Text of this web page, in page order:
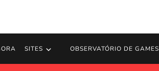
SITES OBSERVATÓRIO DE GAMES